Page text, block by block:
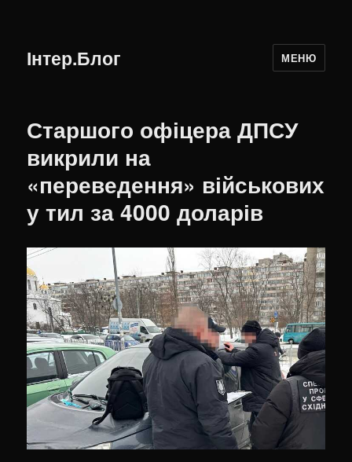
Інтер.Блог МЕНЮ
Старшого офіцера ДПСУ
викрили на
«переведення» військових
у тил за 4000 доларів